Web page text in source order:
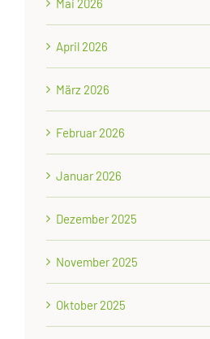
April 2026
März 2026
Februar 2026
Januar 2026
Dezember 2025
November 2025
Oktober 2025